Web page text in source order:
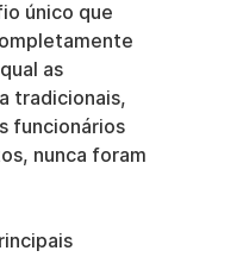
único que
as
tradicionais,
funcionários
nunca foram